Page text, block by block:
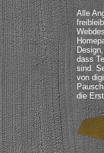
Alle
dass
sind.
von
die